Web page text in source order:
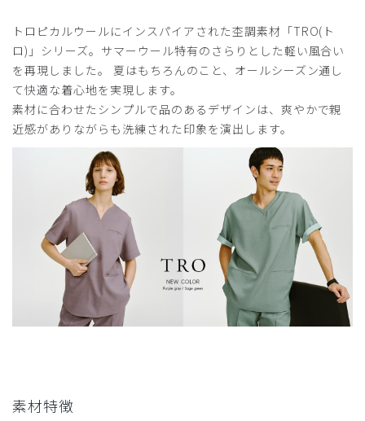
ピックアップレビュー
ご購入者様
購入確認済み
2025-07-11
年齢:40代 166-170cm 体重: 51-55kg
や可愛い、涼しそう！と言った声が多く大好評でした。同業
者で同じスクラブ着用されてる方もいてクラシコさん大人気
だなと実感しました。また違うスクラブ購入したいです。
商品：772レディース:スクラブトップス・TRO/ピン
ク/M
役に立った 1
年齢:50代
トロピカルウールにインスパイアされた杢調素材「TRO(ト
ロ)」シリーズ。サマーウール特有のさらりとした軽い風合い
を再現しました。 夏はもちろんのこと、オールシーズン通し
て快適な着心地を実現します。
素材に合わせたシンプルで品のあるデザインは、爽やかで親
近感がありながらも洗練された印象を演出します。
素材特徴